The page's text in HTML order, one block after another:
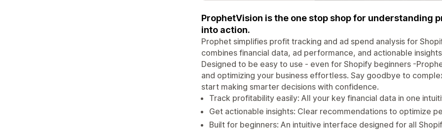
ProphetVision is the one stop shop for understanding
into action.
Prophet simplifies profit tracking and ad spend analysis for
combines financial data, ad performance, and actionable
Designed to be easy to use - even for Shopify beginners -
and optimizing your business effortless. Say goodbye to
start making smarter decisions with confidence.
Track profitability easily: All your key financial data in one
Get actionable insights: Clear recommendations to optimize
Built for beginners: An intuitive interface designed for all